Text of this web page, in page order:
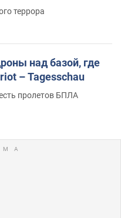
террора
над базой, где
– Tagesschau
пролетов БПЛА